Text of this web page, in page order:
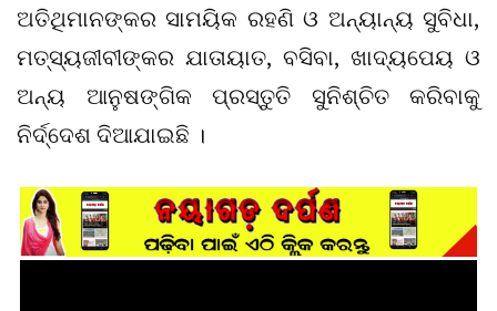
ଅତିଥିମାନଙ୍କର ସାମୟିକ ରହଣି ଓ ଅନ୍ୟାନ୍ୟ ସୁବିଧା,
ମତ୍ସ୍ୟଜୀବୀଙ୍କର ଯାତାୟାତ, ବସିବା, ଖାଦ୍ୟପେୟ ଓ
ଅନ୍ୟ ଆନୁଷଙ୍ଗିକ ପ୍ରସ୍ତୁତି ସୁନିଶ୍ଚିତ କରିବାକୁ
ନିର୍ଦ୍ଦେଶ ଦିଆଯାଇଛି ।